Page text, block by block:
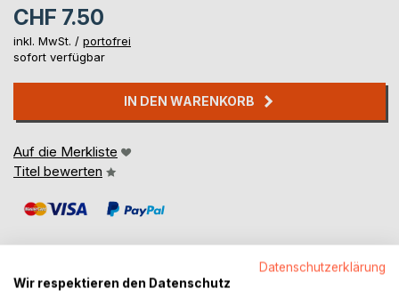
CHF 7.50
inkl. MwSt. / portofrei
sofort verfügbar
IN DEN WARENKORB
Auf die Merkliste
Titel bewerten
Datenschutzerklärung
Wir respektieren den Datenschutz